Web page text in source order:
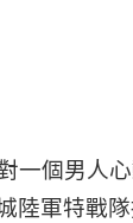
一個男人心
陸軍特戰